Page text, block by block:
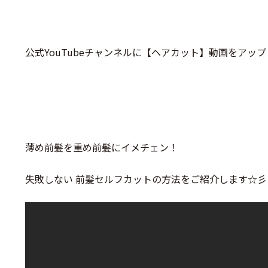
公式YouTubeチャンネルに【ヘアカット】動画をアップ
薄め前髪を重め前髪にイメチェン！
失敗しない 前髪セルフカットの方法をご紹介します☆彡